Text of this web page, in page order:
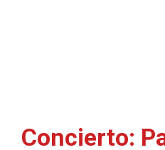
Concierto: